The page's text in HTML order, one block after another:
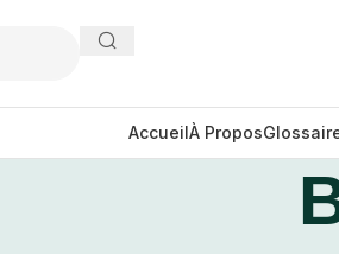
AccueilÀ Propos